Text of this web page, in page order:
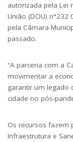
autorizada pela Lei
União (DOU)
pela Câmara
passado.
“A parceria com a
movimentar a
garantir um legado
cidade no pós-
Os recursos fazem
Infraestrutura e